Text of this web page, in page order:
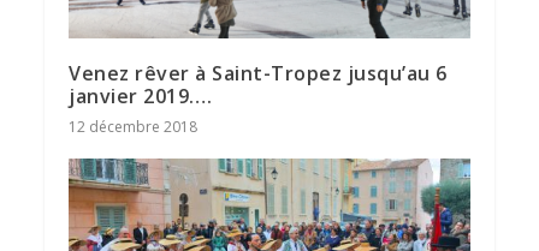
Venez rêver à Saint-Tropez jusqu’au 6
janvier 2019….
12 décembre 2018